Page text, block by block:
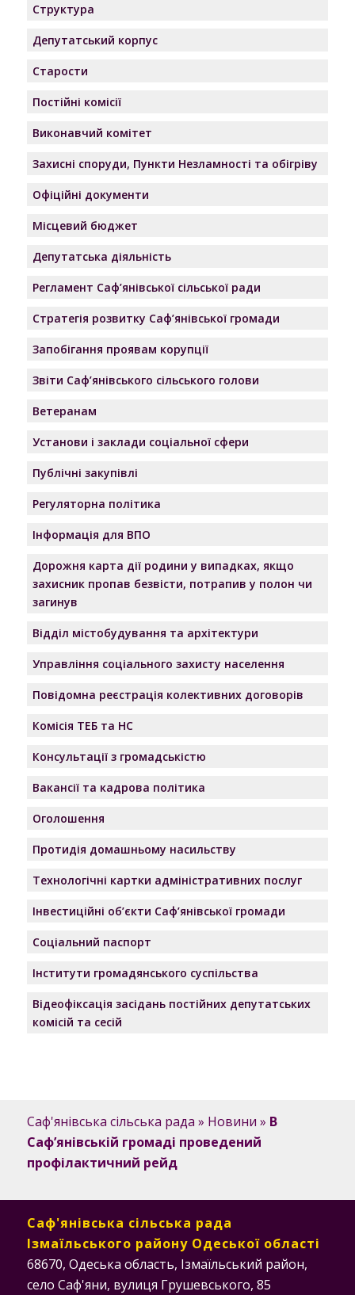
Структура
Депутатський корпус
Старости
Постійні комісії
Виконавчий комітет
Захисні споруди, Пункти Незламності та обігріву
Офіційні документи
Місцевий бюджет
Депутатська діяльність
Регламент Саф’янівської сільської ради
Стратегія розвитку Саф’янівської громади
Запобігання проявам корупції
Звіти Саф’янівського сільського голови
Ветеранам
Установи і заклади соціальної сфери
Публічні закупівлі
Регуляторна політика
Інформація для ВПО
Дорожня карта дії родини у випадках, якщо
захисник пропав безвісти, потрапив у полон чи
загинув
Відділ містобудування та архітектури
Управління соціального захисту населення
Повідомна реєстрація колективних договорів
Комісія ТЕБ та НС
Консультації з громадськістю
Вакансії та кадрова політика
Оголошення
Протидія домашньому насильству
Технологічні картки адміністративних послуг
Інвестиційні об’єкти Саф’янівської громади
Соціальний паспорт
Інститути громадянського суспільства
Відеофіксація засідань постійних депутатських
комісій та сесій
Саф'янівська сільська рада » Новини » В
Саф’янівській громаді проведений
профілактичний рейд
Саф'янівська сільська рада
Ізмаїльського району Одеської області
68670, Одеська область, Ізмаїльський район,
село Саф'яни, вулиця Грушевського, 85